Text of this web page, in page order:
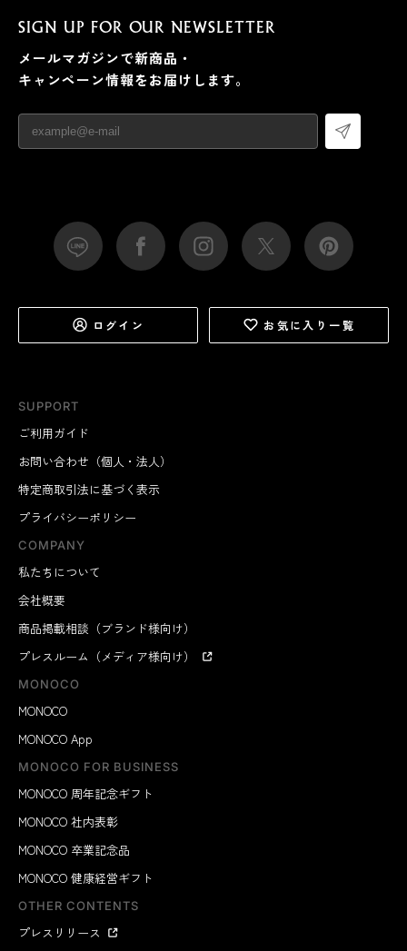
SUPPORT
ご利用ガイド
お問い合わせ（個人・法人）
特定商取引法に基づく表示
プライバシーポリシー
COMPANY
私たちについて
会社概要
商品掲載相談（ブランド様向け）
プレスルーム（メディア様向け）
MONOCO
MONOCO
MONOCO App
MONOCO FOR BUSINESS
MONOCO 周年記念ギフト
MONOCO 社内表彰
MONOCO 卒業記念品
MONOCO 健康経営ギフト
OTHER CONTENTS
プレスリリース
SIGN UP FOR OUR NEWSLETTER
メールマガジンで新商品・
キャンペーン情報をお届けします。
ログイン お気に入り一覧